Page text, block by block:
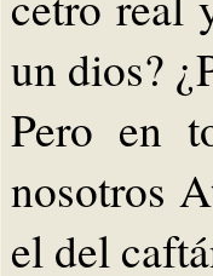
un dios?
Pero en
nosotros
el del